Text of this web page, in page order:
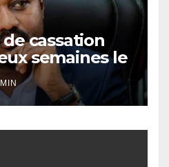
de cassation
semaines le